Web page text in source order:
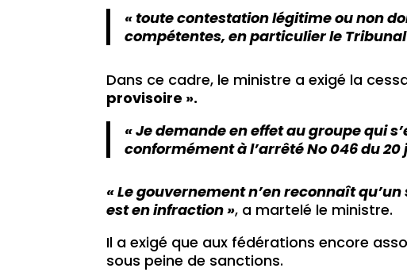
« toute contestation légitime ou non
compétentes, en particulier le
Dans ce cadre, le ministre a exigé la
provisoire ».
« Je demande en effet au groupe qui
conformément à l’arrêté No 046 du
« Le gouvernement n’en reconnaît
est en infraction », a martelé le ministre.
Il a exigé que aux fédérations encore
sous peine de sanctions.